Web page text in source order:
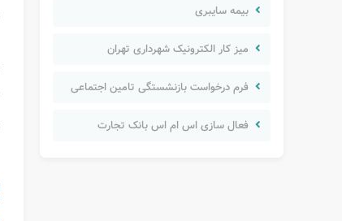
بیمه سایبری
میز کار الکترونیک شهرداری تهران
فرم درخواست بازنشستگی تامین اجتماعی
فعال سازی اس ام اس بانک تجارت